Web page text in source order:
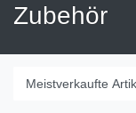
Zubehör